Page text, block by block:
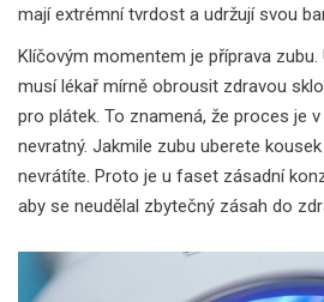
mají extrémní tvrdost a udržují svou
Klíčovým momentem je příprava
musí lékař mírně obrousit zdravou
pro plátek. To znamená, že proces je
nevratný. Jakmile zubu uberete
nevrátíte. Proto je u faset zásadní
aby se neudělal zbytečný zásah do